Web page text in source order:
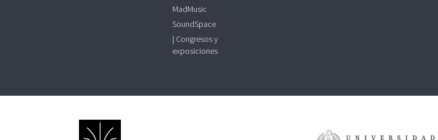
MadMusic
SoundSpace
| Congresos y
exposiciones